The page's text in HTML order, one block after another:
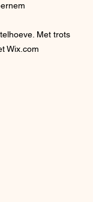
Met trots
Wix.com